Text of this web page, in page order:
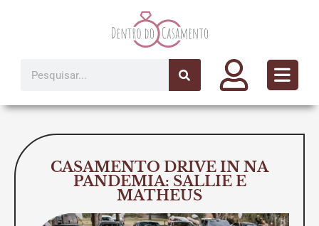
CASAMENTO DRIVE IN NA
PANDEMIA: SALLIE E
MATHEUS